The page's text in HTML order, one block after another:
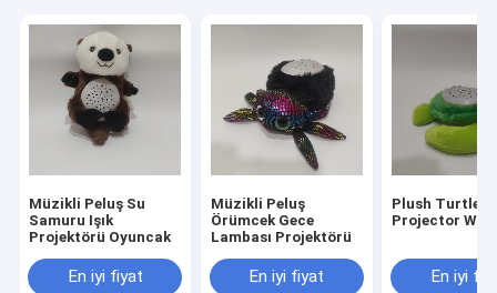
Müzikli Peluş Su
Samuru Işık
Projektörü Oyuncak
En iyi fiyat
Müzikli Peluş
Örümcek Gece
Lambası Projektörü
En iyi fiyat
Plush Turtle
Projector W/
En iyi